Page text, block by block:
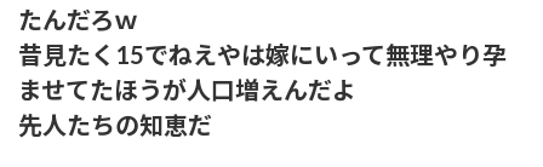
たんだろｗ
昔見たく15でねえやは嫁にいって無理やり孕
ませてたほうが人口増えんだよ
先人たちの知恵だ